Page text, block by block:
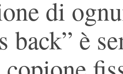
di
back” è